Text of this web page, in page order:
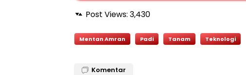
Post Views: 3,430
Mentan Amran Padi Tanam Teknologi
Komentar